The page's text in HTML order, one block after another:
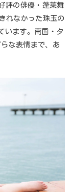
評の俳優・蓬莱舞
れなかった珠玉の
います。南国・タ
な表情まで、あ